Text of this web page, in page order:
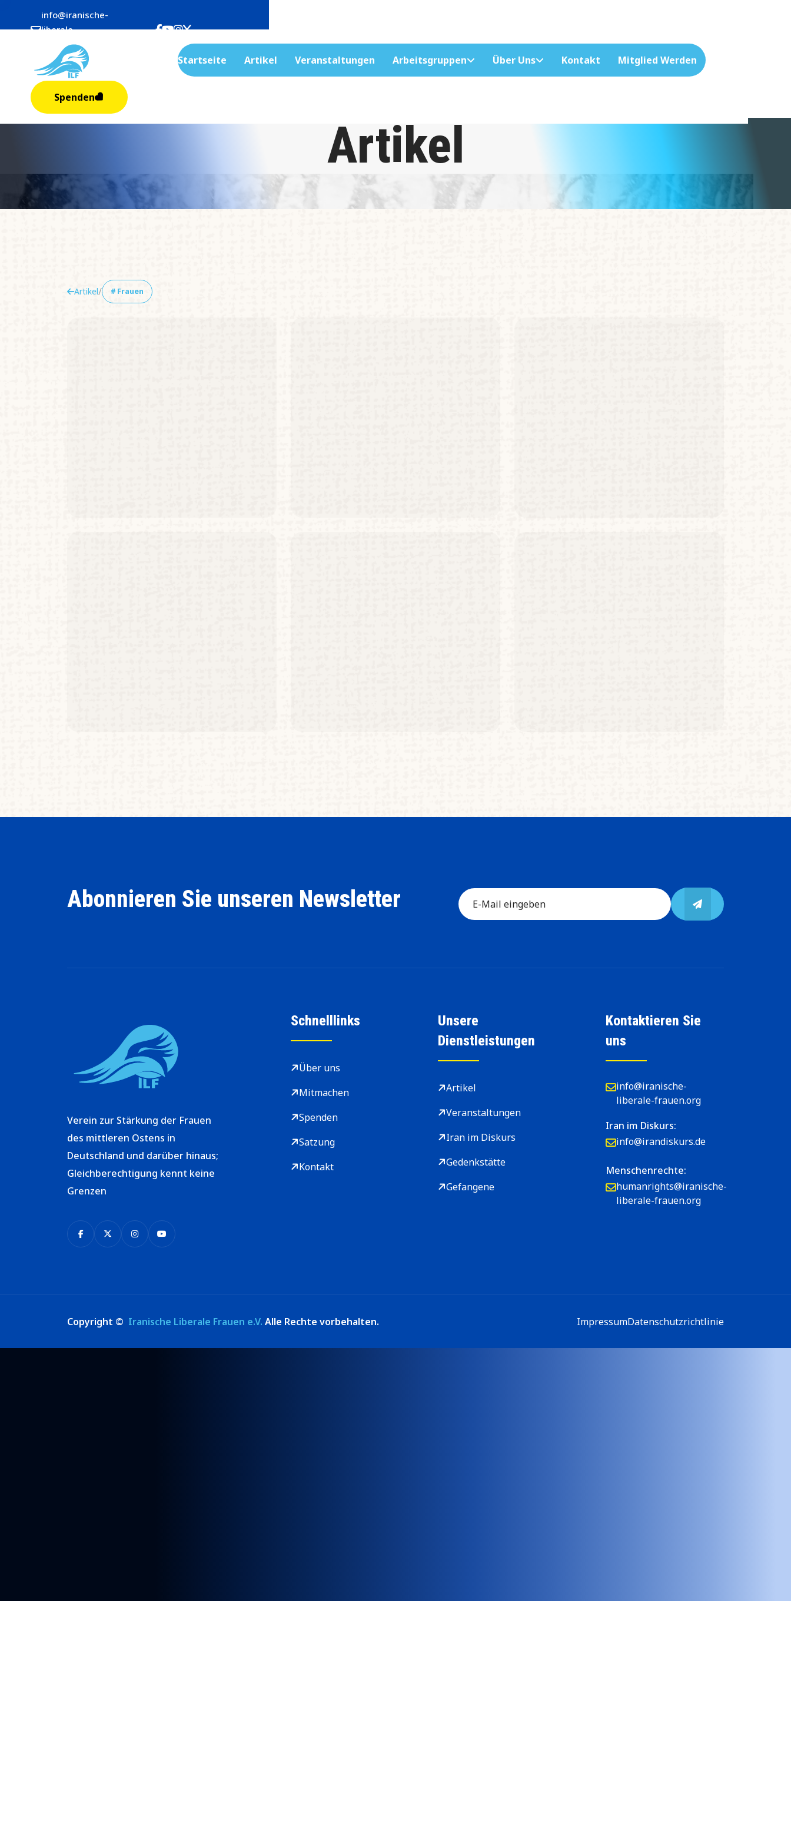
info@iranische-
liberale-
frauen.org
Startseite Artikel Veranstaltungen Arbeitsgruppen Über Uns Kontakt Mitglied Werden
Spenden
Artikel
Artikel/ # Frauen
Abonnieren Sie unseren Newsletter
Verein zur Stärkung der Frauen
des mittleren Ostens in
Deutschland und darüber hinaus;
Gleichberechtigung kennt keine
Grenzen
Schnelllinks
Über uns
Mitmachen
Spenden
Satzung
Kontakt
Unsere
Dienstleistungen
Artikel
Veranstaltungen
Iran im Diskurs
Gedenkstätte
Gefangene
Kontaktieren Sie
uns
info@iranische-
liberale-frauen.org
Iran im Diskurs:
info@irandiskurs.de
Menschenrechte:
humanrights@iranische-
liberale-frauen.org
Copyright © Iranische Liberale Frauen e.V. Alle Rechte vorbehalten. ImpressumDatenschutzrichtlinie